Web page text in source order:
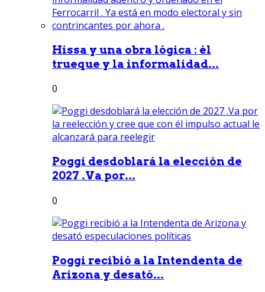
Hissa y una obra lógica : él
trueque y la informalidad...
0
Poggi desdoblará la elección de
2027 .Va por...
0
Poggi recibió a la Intendenta de
Arizona y desató...